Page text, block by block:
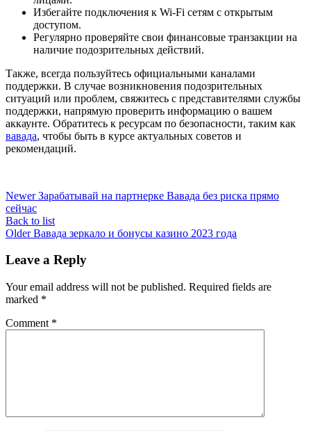
Избегайте подключения к Wi-Fi сетям с открытым
доступом.
Регулярно проверяйте свои финансовые транзакции на
наличие подозрительных действий.
Также, всегда пользуйтесь официальными каналами
поддержки. В случае возникновения подозрительных
ситуаций или проблем, свяжитесь с представителями службы
поддержки, напрямую проверить информацию о вашем
аккаунте. Обратитесь к ресурсам по безопасности, таким как
вавада, чтобы быть в курсе актуальных советов и
рекомендаций.
Newer Зарабатывай на партнерке Вавада без риска прямо
сейчас
Back to list
Older Вавада зеркало и бонусы казино 2023 года
Leave a Reply
Your email address will not be published. Required fields are
marked *
Comment *